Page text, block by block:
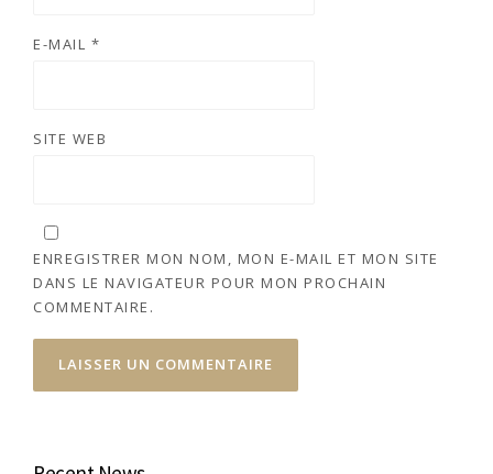
E-MAIL *
SITE WEB
ENREGISTRER MON NOM, MON E-MAIL ET MON SITE
DANS LE NAVIGATEUR POUR MON PROCHAIN
COMMENTAIRE.